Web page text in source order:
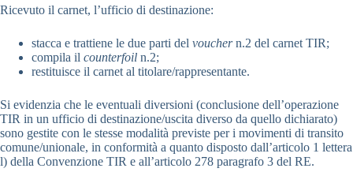
Ricevuto il carnet, l’ufficio di destinazione:
stacca e trattiene le due parti del vouchern.2 del carnet TIR;
compila il counterfoil n.2;
restituisce il carnet al titolare/rappresentante.
Si evidenzia che le eventuali diversioni (conclusione dell’operazione
TIR in un ufficio di destinazione/uscita diverso da quello dichiarato)
sono gestite con le stesse modalità previste per i movimenti di transito
comune/unionale, in conformità a quanto disposto dall’articolo 1 lettera
l) della Convenzione TIR e all’articolo 278 paragrafo 3 del RE.